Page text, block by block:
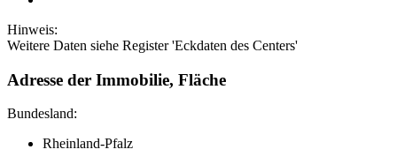
Hinweis:
Weitere Daten siehe Register 'Eckdaten des Centers'
Adresse der Immobilie, Fläche
Bundesland:
Rheinland-Pfalz